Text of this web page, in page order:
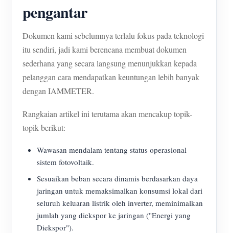
pengantar
Dokumen kami sebelumnya terlalu fokus pada teknologi
itu sendiri, jadi kami berencana membuat dokumen
sederhana yang secara langsung menunjukkan kepada
pelanggan cara mendapatkan keuntungan lebih banyak
dengan IAMMETER.
Rangkaian artikel ini terutama akan mencakup topik-
topik berikut:
Wawasan mendalam tentang status operasional
sistem fotovoltaik.
Sesuaikan beban secara dinamis berdasarkan daya
jaringan untuk memaksimalkan konsumsi lokal dari
seluruh keluaran listrik oleh inverter, meminimalkan
jumlah yang diekspor ke jaringan ("Energi yang
Diekspor").